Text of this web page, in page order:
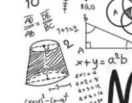
PRIZES AND HONOURS
Search
Directory